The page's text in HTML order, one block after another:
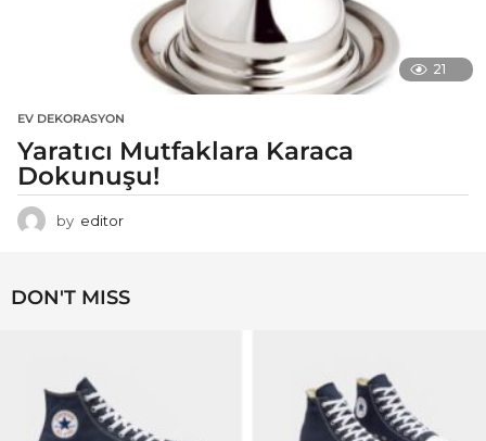
21
EV DEKORASYON
Yaratıcı Mutfaklara Karaca
Dokunuşu!
by editor
DON'T MISS